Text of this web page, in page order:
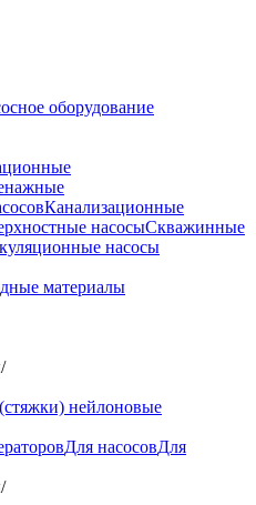
Канализационные
насосыСкважинные
насосы
/
нейлоновые
Для насосовДля
/